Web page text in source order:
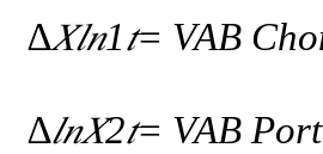
∆𝑋𝑙𝑛1𝑡= VAB
∆𝑙𝑛𝑋2𝑡= VAB